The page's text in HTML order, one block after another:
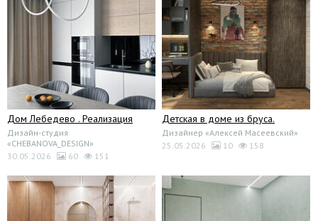
Дом Лебедево . Реализация
Дизайн-студия
«CHEBANOVA_DESIGN»
30.05.2026
60 151
Детская в доме из бруса.
Дизайнер «Алексей Масеевский»
25.05.2026
10 158